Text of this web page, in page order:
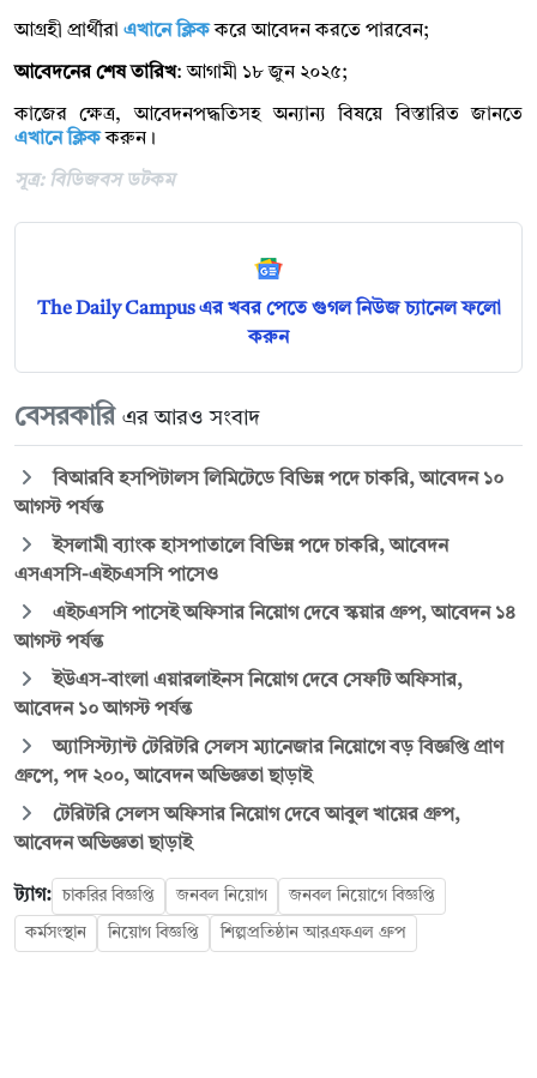
আগ্রহী প্রার্থীরা এখানে ক্লিককরে আবেদন করতে পারবেন;
আবেদনের শেষ তারিখ: আগামী ১৮ জুন ২০২৫;
কাজের ক্ষেত্র, আবেদনপদ্ধতিসহ অন্যান্য বিষয়ে বিস্তারিত জানতে
এখানে ক্লিককরুন।
সূত্র: বিডিজবস ডটকম
The Daily Campus এর খবর পেতে গুগল নিউজ চ্যানেল ফলো
করুন
বেসরকারি এর আরও সংবাদ
বিআরবি হসপিটালস লিমিটেডে বিভিন্ন পদে চাকরি, আবেদন ১০
আগস্ট পর্যন্ত
ইসলামী ব্যাংক হাসপাতালে বিভিন্ন পদে চাকরি, আবেদন
এসএসসি-এইচএসসি পাসেও
এইচএসসি পাসেই অফিসার নিয়োগ দেবে স্কয়ার গ্রুপ, আবেদন ১৪
আগস্ট পর্যন্ত
ইউএস-বাংলা এয়ারলাইনস নিয়োগ দেবে সেফটি অফিসার,
আবেদন ১০ আগস্ট পর্যন্ত
অ্যাসিস্ট্যান্ট টেরিটরি সেলস ম্যানেজার নিয়োগে বড় বিজ্ঞপ্তি প্রাণ
গ্রুপে, পদ ২০০, আবেদন অভিজ্ঞতা ছাড়াই
টেরিটরি সেলস অফিসার নিয়োগ দেবে আবুল খায়ের গ্রুপ,
আবেদন অভিজ্ঞতা ছাড়াই
ট্যাগ: চাকরির বিজ্ঞপ্তি জনবল নিয়োগ জনবল নিয়োগে বিজ্ঞপ্তি
কর্মসংস্থান নিয়োগ বিজ্ঞপ্তি শিল্পপ্রতিষ্ঠান আরএফএল গ্রুপ